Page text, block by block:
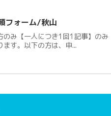
フォーム/秋山
のみ【一人につき1回1記事】のみ
す。以下の方は、申...